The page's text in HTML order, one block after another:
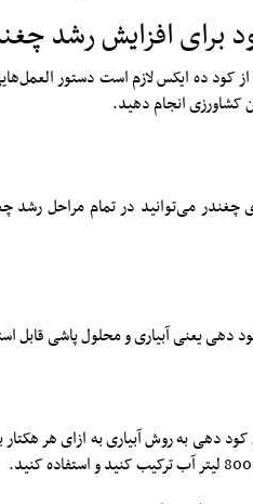
افزایش رشد
از کود ده ایکس لازم است دستور
کشاورزی انجام دهید.
می‌توانید در تمام مراحل رشد
دهی یعنی آبیاری و محلول پاشی قابل